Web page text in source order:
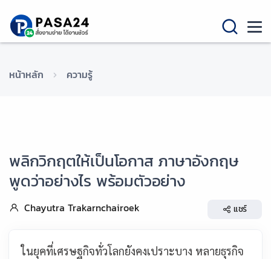
หน้าหลัก ความรู้
พลิกวิกฤตให้เป็นโอกาส ภาษาอังกฤษ
พูดว่าอย่างไร พร้อมตัวอย่าง
Chayutra Trakarnchairoek แชร์
ในยุคที่เศรษฐกิจทั่วโลกยังคงเปราะบาง หลายธุรกิจ